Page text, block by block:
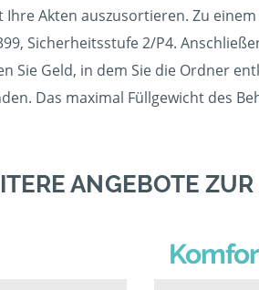
Ihre Akten auszusortieren. Zu
Sicherheitsstufe 2/P4.
Sie Geld, in dem Sie die Ordner
Das maximal Füllgewicht des
ANGEBOTE